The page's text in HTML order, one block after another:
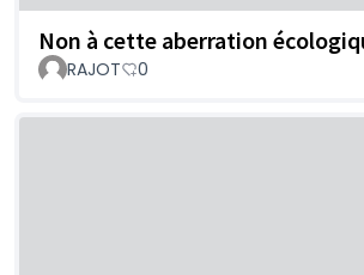
Non à cette aberration
RAJOT 0